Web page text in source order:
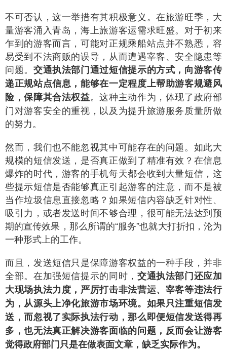
不可否认，这一举措有其积极意义。在旅游旺季，大
量游客涌入青岛，海上旅游客运需求旺盛。对于初来
乍到的游客而言，可能对正规乘船站点并不熟悉，容
易受到不法商贩的误导，从而遭遇宰客、安全隐患等
问题。 交通执法部门通过短信提示的方式，向游客传
递正规站点信息，能够在一定程度上帮助游客规避风
险，保障其合法权益。这种主动作为，体现了政府部
门对游客安全的重视，以及为提升旅游服务质量所做
的努力。
然而，我们也不能忽视其中可能存在的问题。如此大
规模的短信发送，是否真正做到了精准有效？在信息
爆炸的时代，游客的手机每天都会收到大量短信，这
些提示短信是否能够真正引起游客的注意，而不是被
当作垃圾信息直接忽略？如果短信内容缺乏针对性、
吸引力，或者发送时间不够合理，很可能无法达到预
期的宣传效果，那么所谓的“服务”也就大打折扣，沦为
一种形式上的工作。
而且，发送短信只是保障游客权益的一种手段，并非
全部。在加强短信提示的同时， 交通执法部门还应加
大现场执法力度，严厉打击非法营运、宰客等违法行
为，从源头上净化旅游市场环境。如果只注重短信发
送，而忽视了实际执法行动，那么即便短信发送得再
多，也无法真正解决游客面临的问题，反而会让游客
觉得政府部门只是在做表面文章，缺乏实际作为。